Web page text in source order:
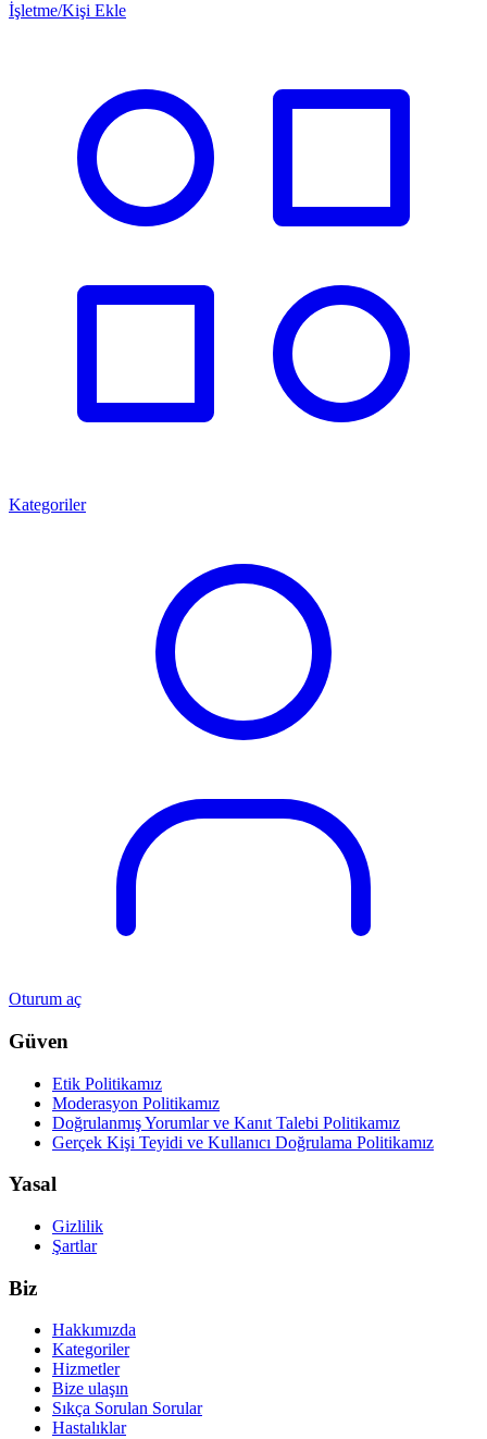
İşletme/Kişi Ekle
Kategoriler
Oturum aç
Güven
Etik Politikamız
Moderasyon Politikamız
Doğrulanmış Yorumlar ve Kanıt Talebi Politikamız
Gerçek Kişi Teyidi ve Kullanıcı Doğrulama Politikamız
Yasal
Gizlilik
Şartlar
Biz
Hakkımızda
Kategoriler
Hizmetler
Bize ulaşın
Sıkça Sorulan Sorular
Hastalıklar